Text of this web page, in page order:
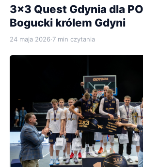
3x3 Quest Gdynia dla
Bogucki królem Gdyni
24 maja 2026·7 min czytania